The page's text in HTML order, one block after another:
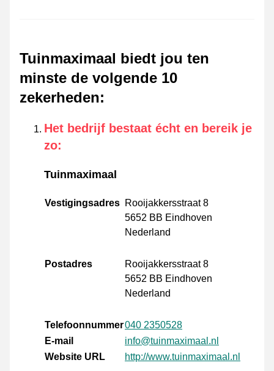
Tuinmaximaal biedt jou ten
minste de volgende 10
zekerheden:
Het bedrijf bestaat écht en bereik je
zo:
Tuinmaximaal
Vestigingsadres Rooijakkersstraat 8
5652 BB Eindhoven
Nederland
Postadres
Rooijakkersstraat 8
5652 BB Eindhoven
Nederland
Telefoonnummer040 2350528
E-mail
info@tuinmaximaal.nl
Website URL
http://www.tuinmaximaal.nl